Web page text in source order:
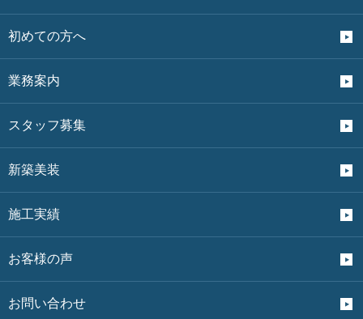
初めての方へ
業務案内
スタッフ募集
新築美装
施工実績
お客様の声
お問い合わせ